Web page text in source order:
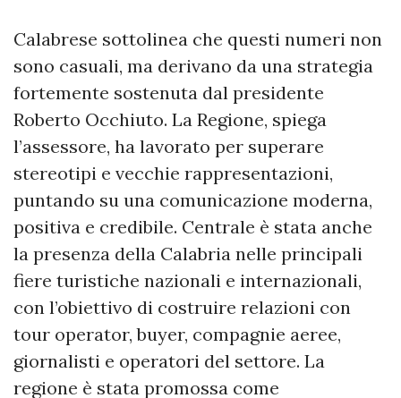
Calabrese sottolinea che questi numeri non
sono casuali, ma derivano da una strategia
fortemente sostenuta dal presidente
Roberto Occhiuto. La Regione, spiega
l’assessore, ha lavorato per superare
stereotipi e vecchie rappresentazioni,
puntando su una comunicazione moderna,
positiva e credibile. Centrale è stata anche
la presenza della Calabria nelle principali
fiere turistiche nazionali e internazionali,
con l’obiettivo di costruire relazioni con
tour operator, buyer, compagnie aeree,
giornalisti e operatori del settore. La
regione è stata promossa come